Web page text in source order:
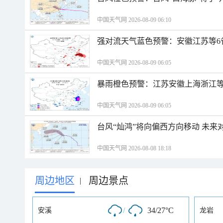
中国天气网 2026-08-09 06:10
强对流天气蓝色预警：安徽江苏等
中国天气网 2026-08-09 06:05
暴雨橙色预警：江苏安徽上海浙江
中国天气网 2026-08-09 06:05
台风“灿鸿”将向偏西方向移动 未来
中国天气网 2026-08-08 18:18
周边地区 | 周边景点
安溪 / 34/27°C 龙岩